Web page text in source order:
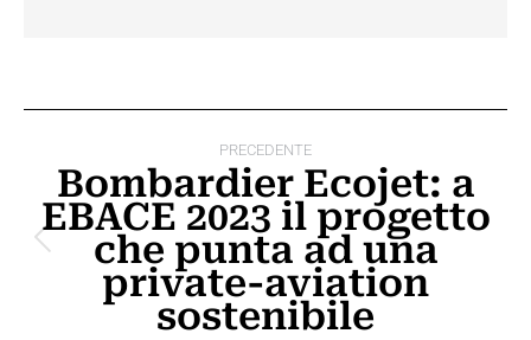
tra
post
PRECEDENTE
Post
precedente:
Bombardier Ecojet: a
EBACE 2023 il progetto
che punta ad una
private-aviation
sostenibile